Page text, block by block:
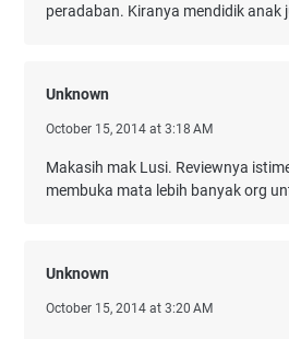
peradaban. Kiranya mendidik anak
Unknown
October 15, 2014 at 3:18 AM
Makasih mak Lusi. Reviewnya
membuka mata lebih banyak org
Unknown
October 15, 2014 at 3:20 AM